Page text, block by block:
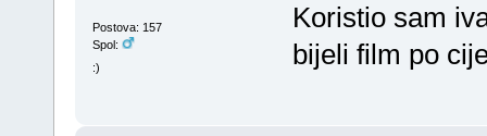
Postova: 157
Spol:
:)
Koristio sam
bijeli film po